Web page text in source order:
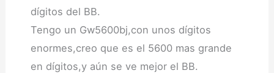
dígitos del BB.
Tengo un Gw5600bj,con unos dígitos
enormes,creo que es el 5600 mas grande
en dígitos,y aún se ve mejor el BB.